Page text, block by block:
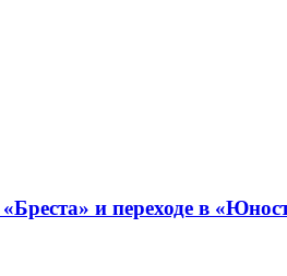
и переходе в